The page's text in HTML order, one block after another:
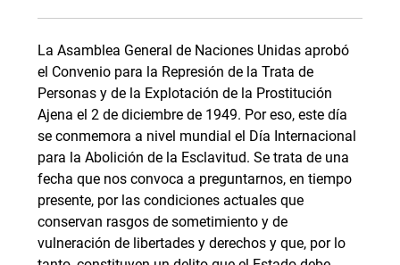
La Asamblea General de Naciones Unidas aprobó
el Convenio para la Represión de la Trata de
Personas y de la Explotación de la Prostitución
Ajena el 2 de diciembre de 1949. Por eso, este día
se conmemora a nivel mundial el Día Internacional
para la Abolición de la Esclavitud. Se trata de una
fecha que nos convoca a preguntarnos, en tiempo
presente, por las condiciones actuales que
conservan rasgos de sometimiento y de
vulneración de libertades y derechos y que, por lo